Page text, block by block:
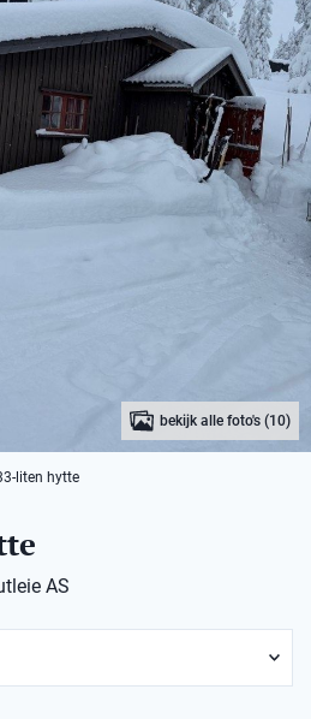
bekijk alle foto's (10)
liten hytte
AS